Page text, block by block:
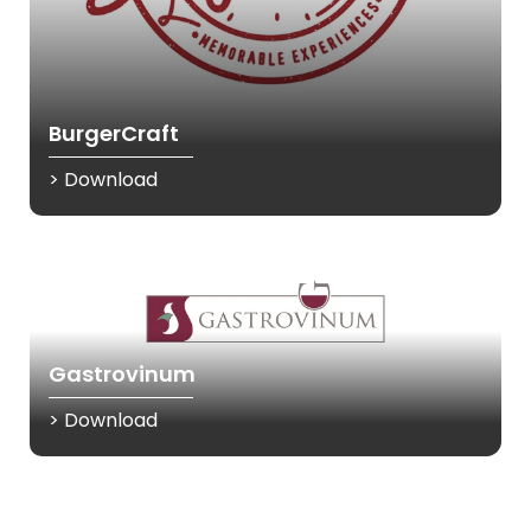
BurgerCraft
> Download
Gastrovinum
> Download